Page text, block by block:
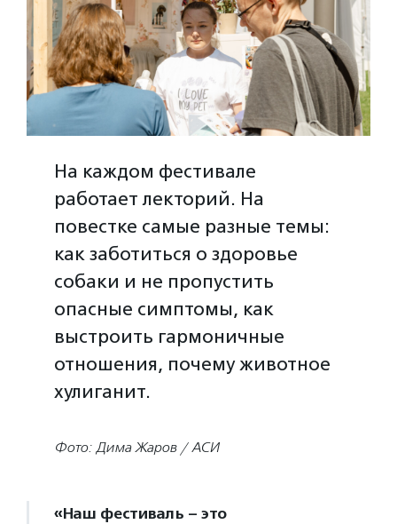
На каждом фестивале
работает лекторий. На
повестке самые разные темы:
как заботиться о здоровье
собаки и не пропустить
опасные симптомы, как
выстроить гармоничные
отношения, почему животное
хулиганит.
Фото: Дима Жаров / АСИ
«Наш фестиваль – это